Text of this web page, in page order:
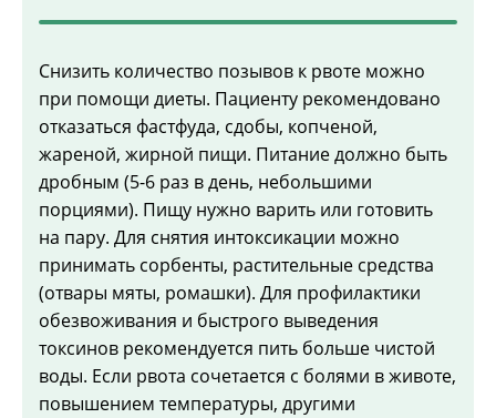
Снизить количество позывов к рвоте можно
при помощи диеты. Пациенту рекомендовано
отказаться фастфуда, сдобы, копченой,
жареной, жирной пищи. Питание должно быть
дробным (5-6 раз в день, небольшими
порциями). Пищу нужно варить или готовить
на пару. Для снятия интоксикации можно
принимать сорбенты, растительные средства
(отвары мяты, ромашки). Для профилактики
обезвоживания и быстрого выведения
токсинов рекомендуется пить больше чистой
воды. Если рвота сочетается с болями в животе,
повышением температуры, другими